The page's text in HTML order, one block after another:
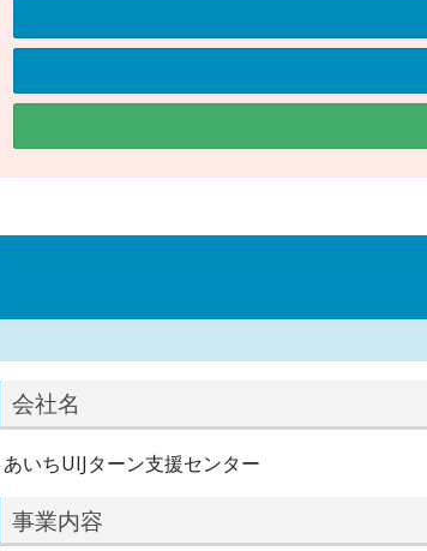
会社名
あいちUIJターン支援センター
事業内容